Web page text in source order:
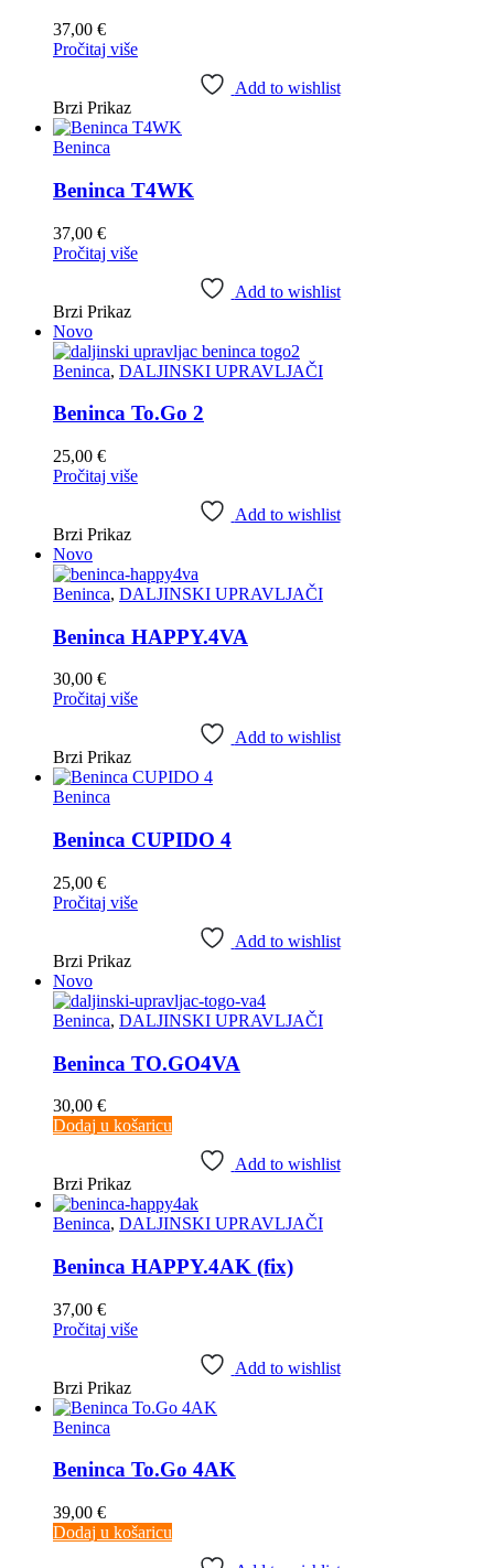
37,00 €
Pročitaj više
Add to wishlist
Brzi Prikaz
Beninca
Beninca T4WK
37,00 €
Pročitaj više
Add to wishlist
Brzi Prikaz
Novo
Beninca, DALJINSKI UPRAVLJAČI
Beninca To.Go 2
25,00 €
Pročitaj više
Add to wishlist
Brzi Prikaz
Novo
Beninca, DALJINSKI UPRAVLJAČI
Beninca HAPPY.4VA
30,00 €
Pročitaj više
Add to wishlist
Brzi Prikaz
Beninca
Beninca CUPIDO 4
25,00 €
Pročitaj više
Add to wishlist
Brzi Prikaz
Novo
Beninca, DALJINSKI UPRAVLJAČI
Beninca TO.GO4VA
30,00 €
Dodaj u košaricu
Add to wishlist
Brzi Prikaz
Beninca, DALJINSKI UPRAVLJAČI
Beninca HAPPY.4AK (fix)
37,00 €
Pročitaj više
Add to wishlist
Brzi Prikaz
Beninca
Beninca To.Go 4AK
39,00 €
Dodaj u košaricu